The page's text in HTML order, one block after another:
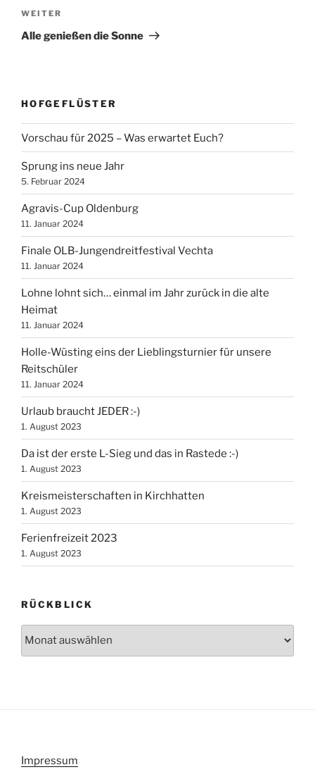
Nächster
Beitrag
WEITER
Alle genießen die Sonne
HOFGEFLÜSTER
Vorschau für 2025 – Was erwartet Euch?
Sprung ins neue Jahr
5. Februar 2024
Agravis-Cup Oldenburg
11. Januar 2024
Finale OLB-Jungendreitfestival Vechta
11. Januar 2024
Lohne lohnt sich… einmal im Jahr zurück in die alte
Heimat
11. Januar 2024
Holle-Wüsting eins der Lieblingsturnier für unsere
Reitschüler
11. Januar 2024
Urlaub braucht JEDER :-)
1. August 2023
Da ist der erste L-Sieg und das in Rastede :-)
1. August 2023
Kreismeisterschaften in Kirchhatten
1. August 2023
Ferienfreizeit 2023
1. August 2023
RÜCKBLICK
Impressum